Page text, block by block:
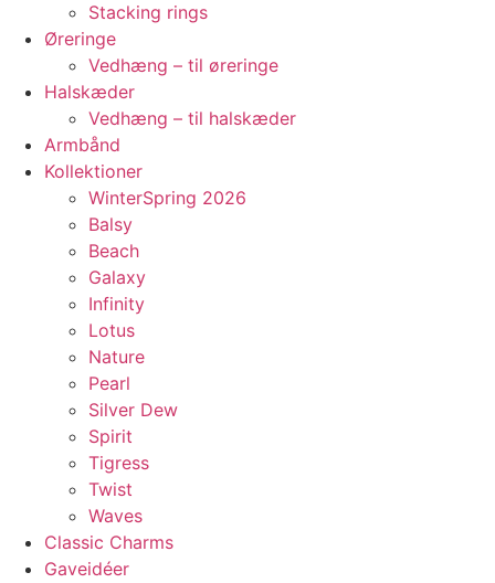
Stacking rings
Øreringe
Vedhæng – til øreringe
Halskæder
Vedhæng – til halskæder
Armbånd
Kollektioner
WinterSpring 2026
Balsy
Beach
Galaxy
Infinity
Lotus
Nature
Pearl
Silver Dew
Spirit
Tigress
Twist
Waves
Classic Charms
Gaveidéer